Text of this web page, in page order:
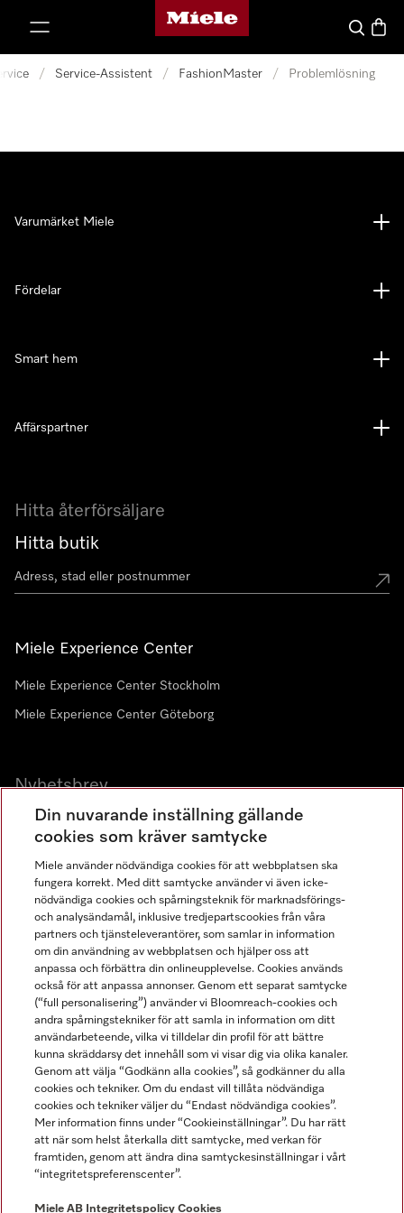
Mieles hemsida
Sök
/ Service-Assistent / FashionMaster / Problemlösning
Hitta återförsäljare
Hitta butik
Miele Experience Center
Miele Experience Center Stockholm
Miele Experience Center Göteborg
Nyhetsbrev
Gå med i vår gemenskap
Varumärket Miele
Fördelar
Smart hem
Affärspartner
Miele AB
Allmänna villkor
Användarvillkor
Miele tillgänglighetsförklaring
Lagen om digitala tjänster
Miele på LinkedIn
Miele på Facebook
Miele på Instagram
Miele på Youtube
Din nuvarande inställning gällande
cookies som kräver samtycke
Miele använder nödvändiga cookies för att webbplatsen ska
fungera korrekt. Med ditt samtycke använder vi även icke-
nödvändiga cookies och spårningsteknik för marknadsförings-
och analysändamål, inklusive tredjepartscookies från våra
partners och tjänsteleverantörer, som samlar in information
om din användning av webbplatsen och hjälper oss att
anpassa och förbättra din onlineupplevelse. Cookies används
också för att anpassa annonser. Genom ett separat samtycke
(“full personalisering”) använder vi Bloomreach-cookies och
andra spårningstekniker för att samla in information om ditt
användarbeteende, vilka vi tilldelar din profil för att bättre
kunna skräddarsy det innehåll som vi visar dig via olika kanaler.
Genom att välja “Godkänn alla cookies”, så godkänner du alla
cookies och tekniker. Om du endast vill tillåta nödvändiga
cookies och tekniker väljer du “Endast nödvändiga cookies”.
Mer information finns under “Cookieinställningar”. Du har rätt
att när som helst återkalla ditt samtycke, med verkan för
framtiden, genom att ändra dina samtyckesinställningar i vårt
“integritetspreferenscenter”.
Miele AB Integritetspolicy Cookies